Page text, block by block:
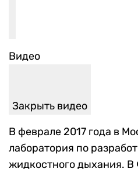
Видео
Закрыть видео
В феврале 2017 года в
лаборатория по
жидкостного дыхания. В